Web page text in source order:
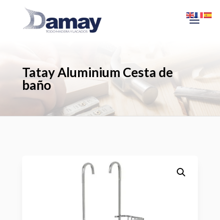
Tatay Aluminium Cesta de
baño